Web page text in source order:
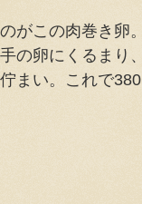
がこの肉巻き卵
の卵にくるまり
まい。これで